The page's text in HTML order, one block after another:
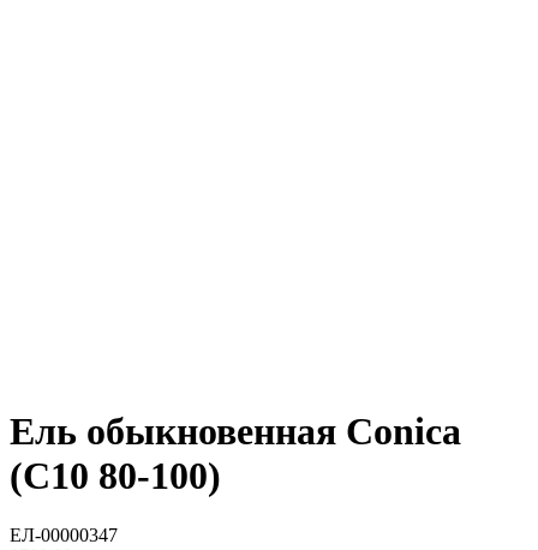
Ель обыкновенная Conica
(C10 80-100)
ЕЛ-00000347